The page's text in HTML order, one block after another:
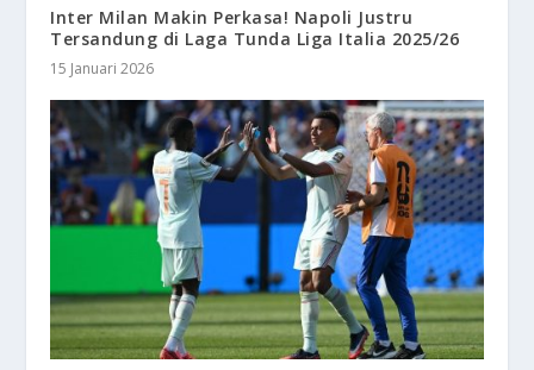
Inter Milan Makin Perkasa! Napoli Justru
Tersandung di Laga Tunda Liga Italia 2025/26
15 Januari 2026